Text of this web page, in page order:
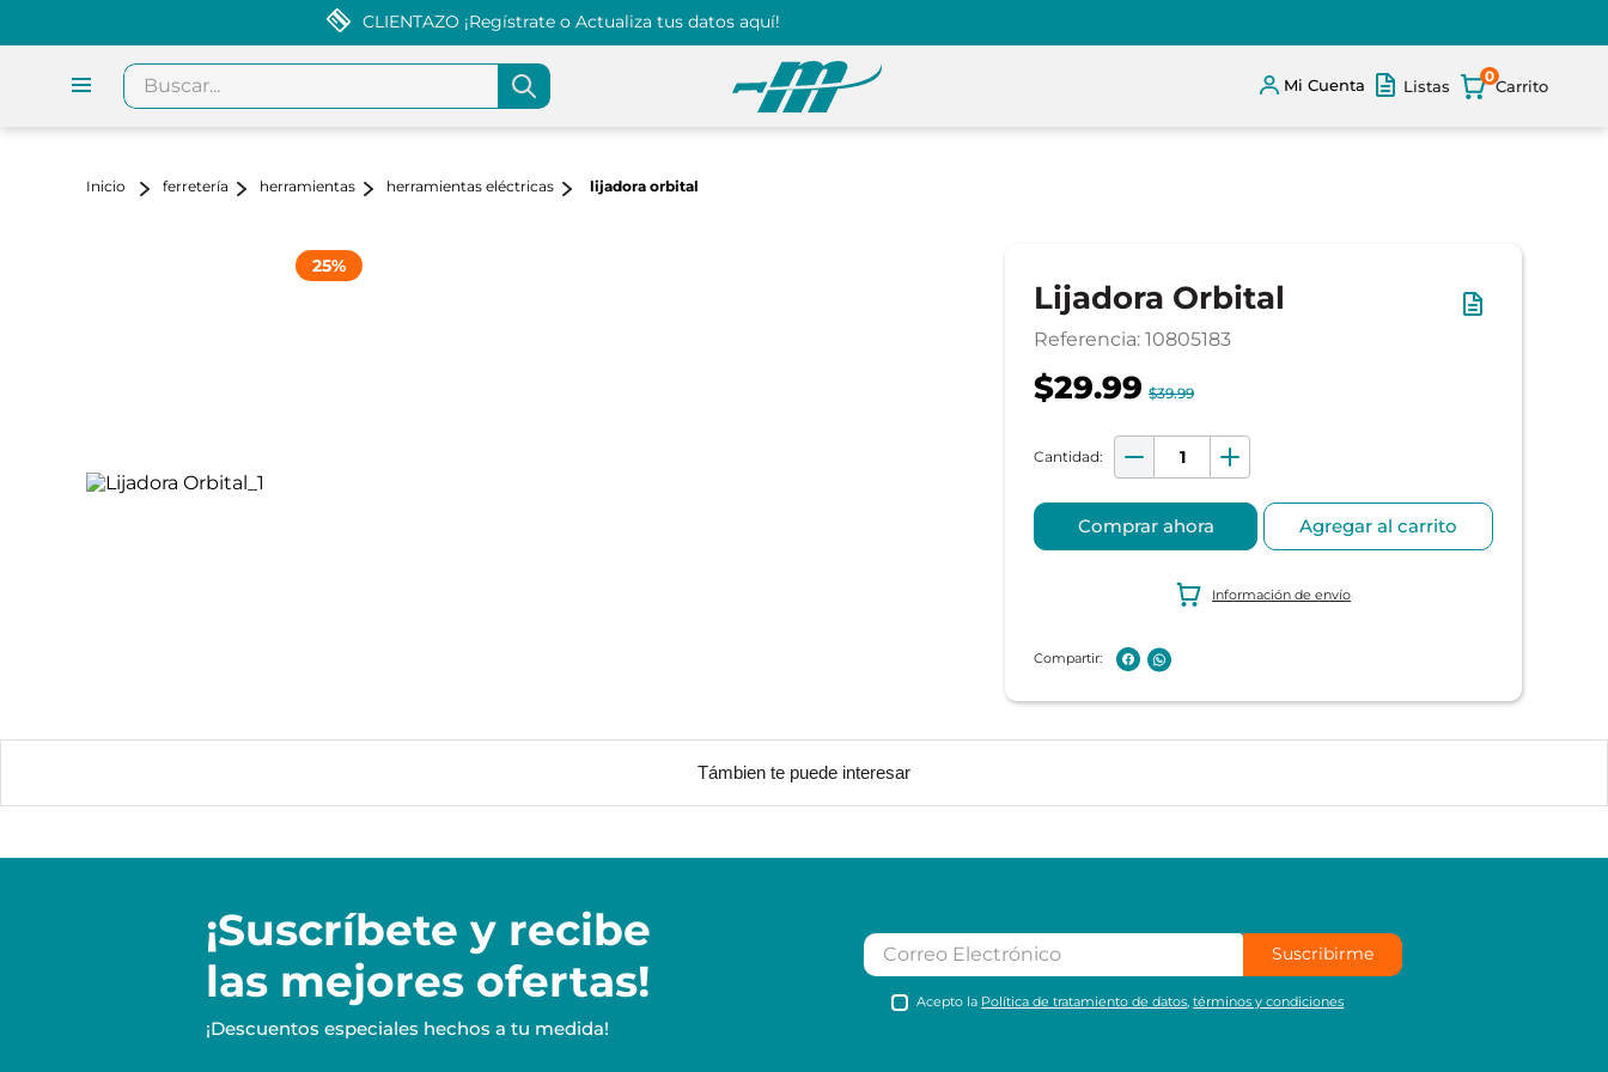
CLIENTAZO ¡Regístrate o Actualiza tus datos aquí!
Buscar...
Mi Cuenta Listas
0
ferretería herramientas herramientas eléctricas lijadora orbital
25%
Lijadora Orbital
Referencia: 10805183
$29.99 $39.99
Comprar ahora Agregar al carrito
Información de envío
Támbien te puede interesar
¡Suscríbete y recibe
las mejores ofertas!
¡Descuentos especiales hechos a tu medida!
Suscribirme
Acepto la Política de tratamiento de datos ,términos y condiciones